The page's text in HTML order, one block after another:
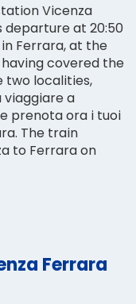
Vicenza
departure at 20:50
Ferrara, at the
covered the
two localities,
viaggiare a
prenota ora i tuoi
The train
to Ferrara on
Ferrara